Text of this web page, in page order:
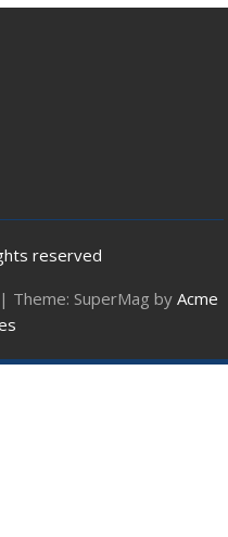
reserved
| Theme: SuperMag by Acme